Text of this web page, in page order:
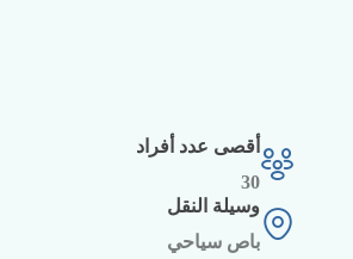
أقصى عدد أفراد
30
وسيلة النقل
باص سياحي